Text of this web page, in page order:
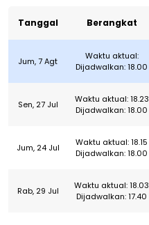
Tanggal Berangkat
Jum, 7 Agt
Waktu aktual:
Dijadwalkan: 18.00
Sen, 27 Jul
Waktu aktual: 18.23
Dijadwalkan: 18.00
Jum, 24 Jul
Waktu aktual: 18.15
Dijadwalkan: 18.00
Rab, 29 Jul
Waktu aktual: 18.03
Dijadwalkan: 17.40